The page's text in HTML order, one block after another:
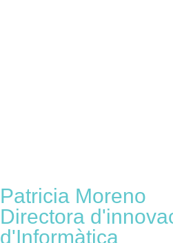
Patricia Moreno
Directora
d'Informàtica